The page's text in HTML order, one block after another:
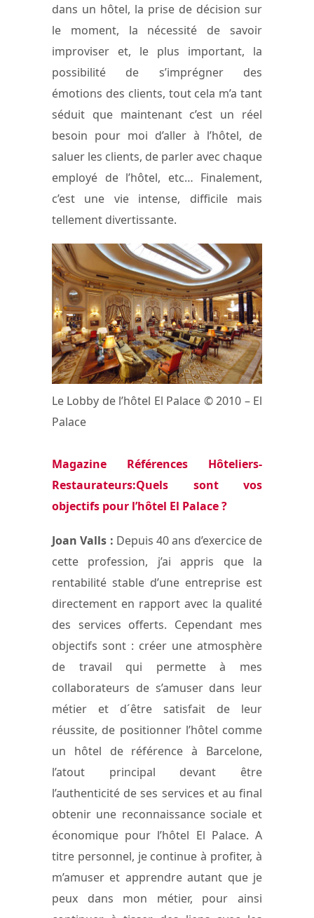
dans un hôtel, la prise de décision sur
le moment, la nécessité de savoir
improviser et, le plus important, la
possibilité de s’imprégner des
émotions des clients, tout cela m’a tant
séduit que maintenant c’est un réel
besoin pour moi d’aller à l’hôtel, de
saluer les clients, de parler avec chaque
employé de l’hôtel, etc… Finalement,
c’est une vie intense, difficile mais
tellement divertissante.
Le Lobby de l’hôtel El Palace © 2010 – El
Palace
Magazine Références Hôteliers-
Restaurateurs:Quels sont vos
objectifs pour l’hôtel El Palace ?
Joan Valls : Depuis 40 ans d’exercice de
cette profession, j’ai appris que la
rentabilité stable d’une entreprise est
directement en rapport avec la qualité
des services offerts. Cependant mes
objectifs sont : créer une atmosphère
de travail qui permette à mes
collaborateurs de s’amuser dans leur
métier et d´être satisfait de leur
réussite, de positionner l’hôtel comme
un hôtel de référence à Barcelone,
l’atout principal devant être
l’authenticité de ses services et au final
obtenir une reconnaissance sociale et
économique pour l’hôtel El Palace. A
titre personnel, je continue à profiter, à
m’amuser et apprendre autant que je
peux dans mon métier, pour ainsi